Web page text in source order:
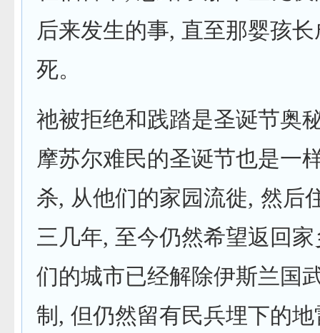
后来发生的事, 直至那婴孩
死。
祂被拒绝和践踏是圣诞节奥
摩苏尔难民的圣诞节也是一
杀, 从他们的家园流徙, 然后
三几年, 至今仍然希望返回
们的城市已经解除伊斯兰国
制, 但仍然留有民兵埋下的